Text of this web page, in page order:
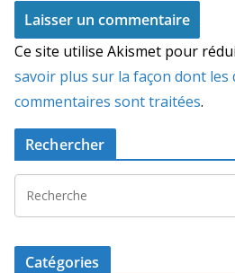
Ce site utilise Akismet pour
savoir plus sur la façon dont les
commentaires sont traitées.
Rechercher
Catégories